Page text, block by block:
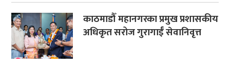
काठमाडौँ महानगरका प्रमुख प्रशासकीय
अधिकृत सरोज गुरागाईँ सेवानिवृत्त